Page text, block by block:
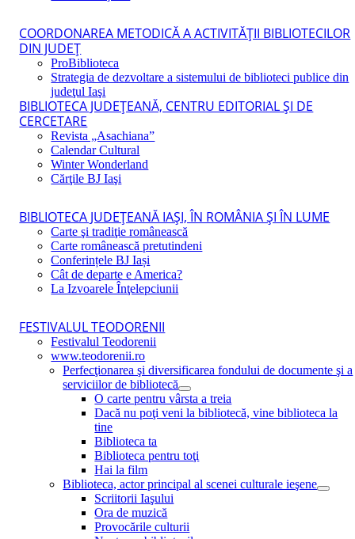
COORDONAREA METODICĂ A ACTIVITĂŢII BIBLIOTECILOR
DIN JUDEŢ
ProBiblioteca
Strategia de dezvoltare a sistemului de biblioteci publice din
judeţul Iaşi
BIBLIOTECA JUDEŢEANĂ, CENTRU EDITORIAL ŞI DE
CERCETARE
Revista „Asachiana”
Calendar Cultural
Winter Wonderland
Cărţile BJ Iaşi
BIBLIOTECA JUDEŢEANĂ IAŞI, ÎN ROMÂNIA ŞI ÎN LUME
Carte şi tradiţie românească
Carte românească pretutindeni
Conferințele BJ Iași
Cât de departe e America?
La Izvoarele Înţelepciunii
FESTIVALUL TEODORENII
Festivalul Teodorenii
www.teodorenii.ro
Perfecţionarea şi diversificarea fondului de documente şi a
serviciilor de bibliotecă
O carte pentru vârsta a treia
Dacă nu poţi veni la bibliotecă, vine biblioteca la
tine
Biblioteca ta
Biblioteca pentru toţi
Hai la film
Biblioteca, actor principal al scenei culturale ieşene
Scriitorii Iaşului
Ora de muzică
Provocările culturii